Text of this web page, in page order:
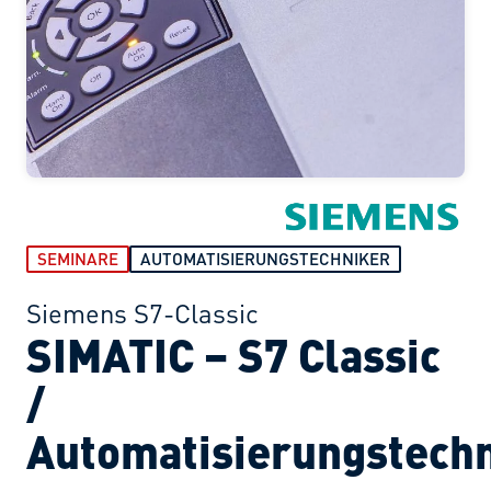
SEMINARE AUTOMATISIERUNGSTECHNIKER
Siemens S7-Classic
SIMATIC – S7 Classic
/